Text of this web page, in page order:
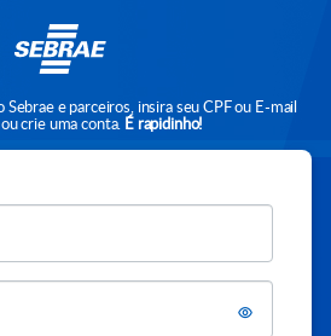
Sebrae e parceiros, insira seu CPF ou E-mail
crie uma conta. É rapidinho!